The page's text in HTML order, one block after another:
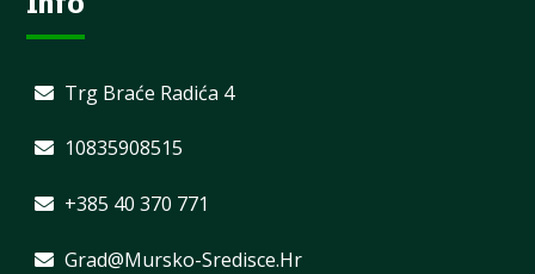
Trg Braće Radića 4
10835908515
+385 40 370 771
Grad@mursko-Sredisce.hr